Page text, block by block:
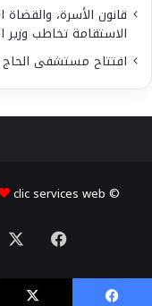
قانون الأسرة، والقضاة
الاستقامة تخاطب وزير
افتتاح مستشفى
© Copyright 2026, All Rights Reserved |
clic services web
فيسبوك